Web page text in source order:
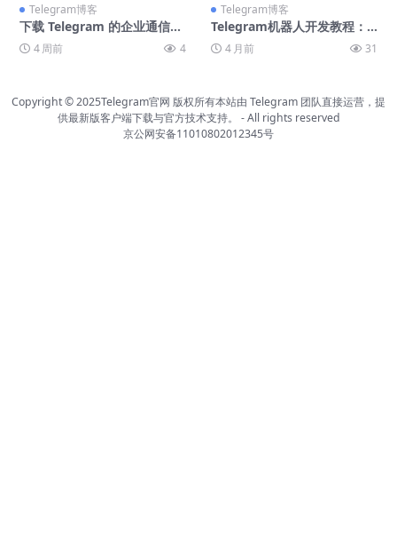
Telegram博客
下载 Telegram 的企业通信场
景——它能替代企业微信吗？
4 周前 4
Telegram博客
Telegram机器人开发教程：
自定义Bot功能实现方法
4 月前 31
Copyright © 2025Telegram官网 版权所有本站由 Telegram 团队直接运营，提
供最新版客户端下载与官方技术支持。
-All rights reserved
京公网安备11010802012345号